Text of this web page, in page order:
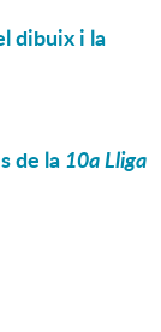
dibuix i la
de la10a Lliga